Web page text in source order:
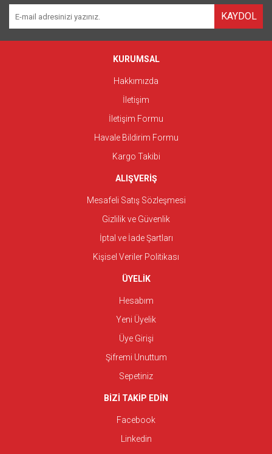
KAYDOL
KURUMSAL
Hakkımızda
İletişim
İletişim Formu
Havale Bildirim Formu
Kargo Takibi
ALIŞVERİŞ
Mesafeli Satış Sözleşmesi
Gizlilik ve Güvenlik
İptal ve İade Şartları
Kişisel Veriler Politikası
ÜYELİK
Hesabım
Yeni Üyelik
Üye Girişi
Şifremi Unuttum
Sepetiniz
BİZİ TAKİP EDİN
Facebook
Linkedin